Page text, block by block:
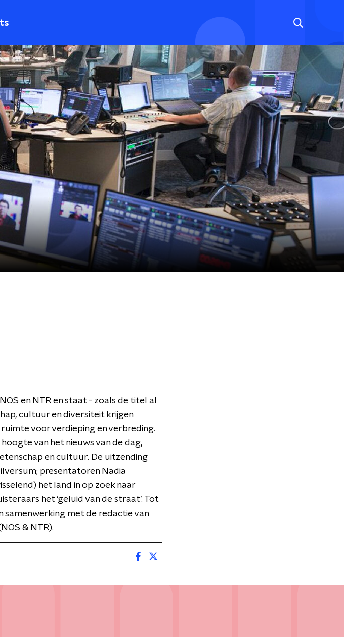
en NTR en staat - zoals de titel al
cultuur en diversiteit krijgen
ruimte voor verdieping en verbreding.
van het nieuws van de dag,
en cultuur. De uitzending
presentatoren Nadia
het land in op zoek naar
het ‘geluid van de straat’. Tot
samenwerking met de redactie van
& NTR).